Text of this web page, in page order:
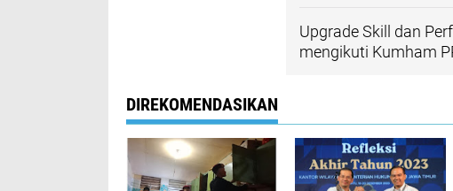
Upgrade Skill dan
mengikuti Kumham
DIREKOMENDASIKAN